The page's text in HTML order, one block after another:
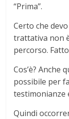
“Prima”.
Certo che
trattativa non
percorso.
Cos’è?
possibile per
testimonianze
Quindi